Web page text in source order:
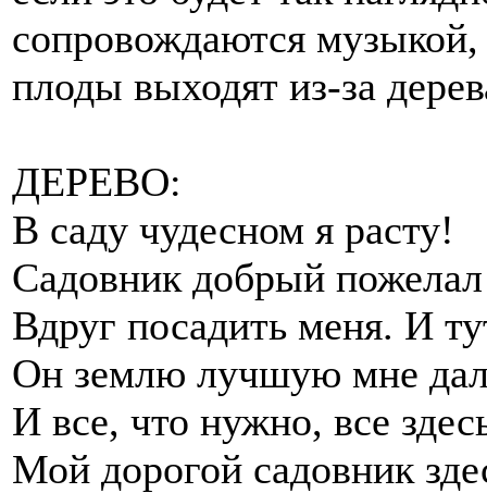
сопровождаются
плоды выходят из-за
ДЕРЕВО:
В саду чудесном я расту!
Садовник добрый пожелал
Вдруг посадить меня. И
Он землю лучшую мне
И все, что нужно, все
Мой дорогой садовник